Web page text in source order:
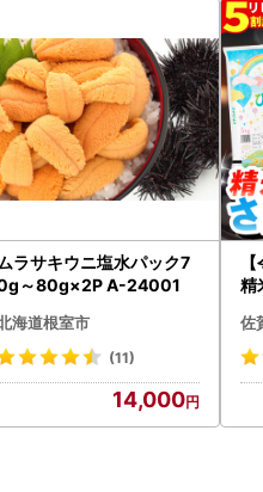
ラサキウニ塩水パック7
～80g×2P A-24001
海道根室市
(11)
14,000
精
佐